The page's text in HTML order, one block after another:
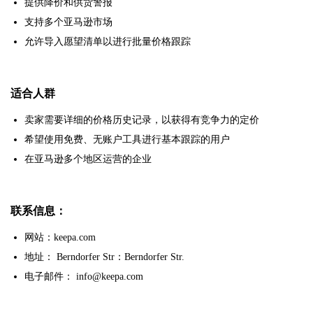
提供降价和供货警报
支持多个亚马逊市场
允许导入愿望清单以进行批量价格跟踪
适合人群
卖家需要详细的价格历史记录，以获得有竞争力的定价
希望使用免费、无账户工具进行基本跟踪的用户
在亚马逊多个地区运营的企业
联系信息：
网站：keepa.com
地址： Berndorfer Str：Berndorfer Str.
电子邮件： info@keepa.com